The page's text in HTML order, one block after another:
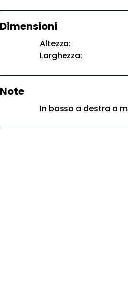
Dimensioni
Altezza:
Larghezza:
Note
In basso a destra a